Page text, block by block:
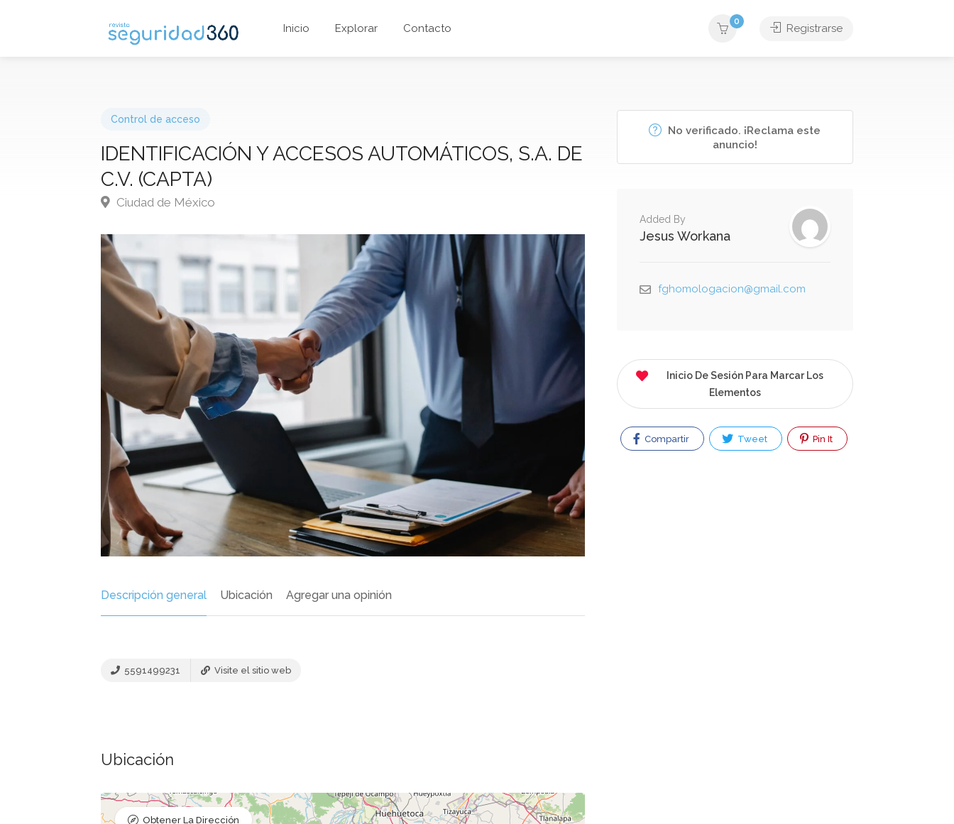
Inicio Explorar Contacto
0
Registrarse
Control de acceso
IDENTIFICACIÓN Y ACCESOS AUTOMÁTICOS, S.A. DE
C.V. (CAPTA)
Ciudad de México
Descripción general Ubicación Agregar una opinión
5591499231 Visite el sitio web
Ubicación
Obtener La Dirección
No verificado. ¡Reclama este
anuncio!
Added By
Jesus Workana
fghomologacion@gmail.com
Inicio De Sesión Para Marcar Los
Elementos
Compartir Tweet Pin It